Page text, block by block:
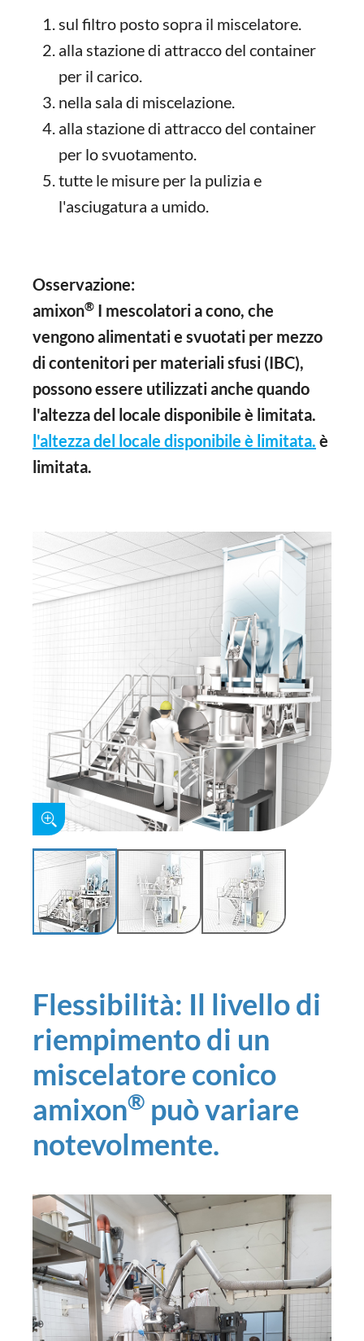
sul filtro posto sopra il miscelatore.
alla stazione di attracco del container
per il carico.
nella sala di miscelazione.
alla stazione di attracco del container
per lo svuotamento.
tutte le misure per la pulizia e
l'asciugatura a umido.
Osservazione:
amixon® I mescolatori a cono, che
vengono alimentati e svuotati per mezzo
di contenitori per materiali sfusi (IBC),
possono essere utilizzati anche quando
l'altezza del locale disponibile è limitata.
l'altezza del locale disponibile è limitata. è
limitata.
Flessibilità: Il livello di
riempimento di un
miscelatore conico
amixon® può variare
notevolmente.